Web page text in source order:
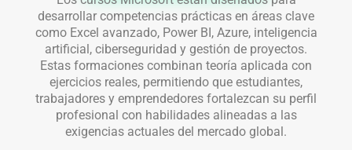
desarrollar competencias prácticas en áreas clave
como Excel avanzado, Power BI, Azure, inteligencia
artificial, ciberseguridad y gestión de proyectos.
Estas formaciones combinan teoría aplicada con
ejercicios reales, permitiendo que estudiantes,
trabajadores y emprendedores fortalezcan su perfil
profesional con habilidades alineadas a las
exigencias actuales del mercado global.